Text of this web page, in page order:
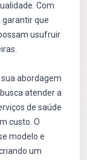
Com
garantir que
usufruir
sua abordagem
atender a
de saúde
custo. O
modelo e
um